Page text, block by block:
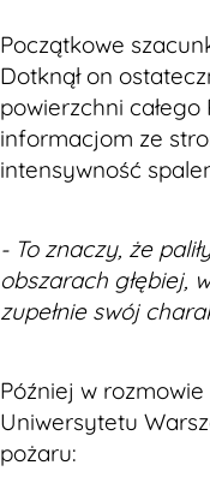
Początkowe
Dotknął on
powierzchni
informacjom ze
intensywność
- To znaczy, że
obszarach głębiej,
zupełnie swój
Później w
Uniwersytetu
pożaru: